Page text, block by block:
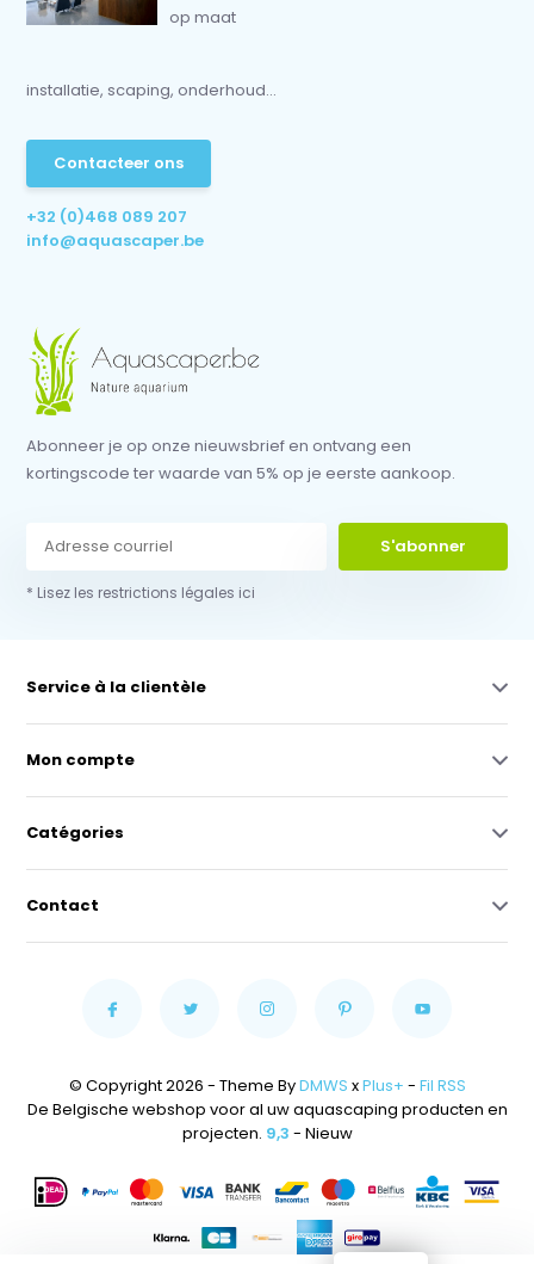
op maat
installatie, scaping, onderhoud...
Contacteer ons
+32 (0)468 089 207
info@aquascaper.be
Abonneer je op onze nieuwsbrief en ontvang een
kortingscode ter waarde van 5% op je eerste aankoop.
S'abonner
* Lisez les restrictions légales ici
Service à la clientèle
Mon compte
Catégories
Contact
© Copyright 2026 - Theme ByDMWS xPlus+ - Fil RSS
De Belgische webshop voor al uw aquascaping producten en
projecten. 9,3 - Nieuw